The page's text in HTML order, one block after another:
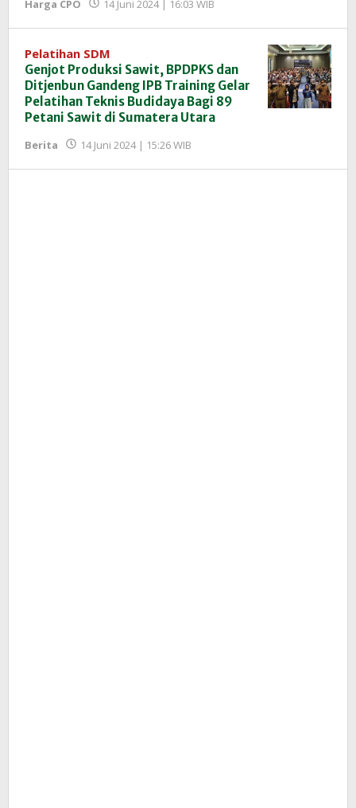
Harga CPO 14 Juni 2024 | 16:03 WIB
InfoSAWIT
Pelatihan SDM
Genjot Produksi Sawit, BPDPKS dan
Ditjenbun Gandeng IPB Training Gelar
Pelatihan Teknis Budidaya Bagi 89
Petani Sawit di Sumatera Utara
Berita 14 Juni 2024 | 15:26 WIB
InfoSAWIT